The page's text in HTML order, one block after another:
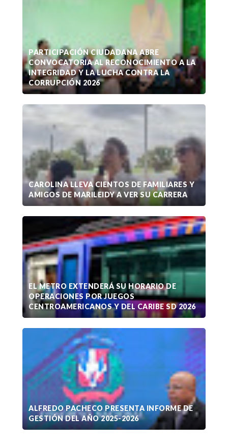
PARTICIPACIÓN CIUDADANA ABRE
CONVOCATORIA AL RECONOCIMIENTO A LA
INTEGRIDAD Y LA LUCHA CONTRA LA
CORRUPCIÓN 2026
CAROLINA LLEVA CIENTOS DE FAMILIARES Y
AMIGOS DE MARILEIDY A VER SU CARRERA
EL METRO EXTENDERÁ SU HORARIO DE
OPERACIONES POR JUEGOS
CENTROAMERICANOS Y DEL CARIBE SD 2026
ALFREDO PACHECO PRESENTA INFORME DE
GESTIÓN DEL AÑO 2025-2026